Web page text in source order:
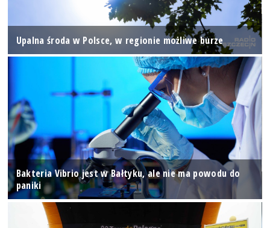
Upalna środa w Polsce, w regionie możliwe burze
Bakteria Vibrio jest w Bałtyku, ale nie ma powodu do
paniki